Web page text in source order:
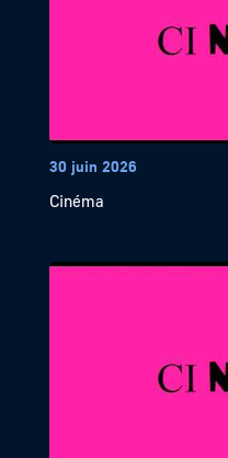
30 juin 2026
Cinéma